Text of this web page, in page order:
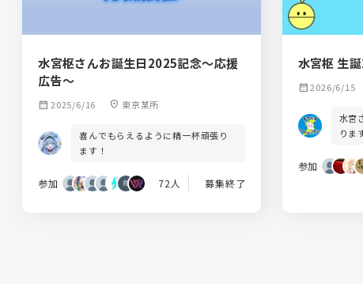
水宮枢さんお誕生日2025記念～応援
広告～
calendar_month 2025/6/16 location_on 東京某所
喜んでもらえるように精一杯頑張り
ます！
参加 72人 募集終了
水宮枢 生
calendar_month2026/6/15
水宮
りま
参加